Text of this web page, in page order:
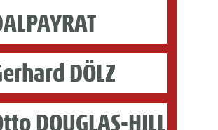
DÖLZ
DOUGLAS-HILL